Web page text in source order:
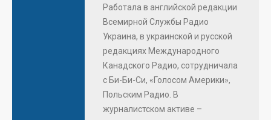
Работала в английской редакции
Всемирной Службы Радио
Украина, в украинской и русской
редакциях Международного
Канадского Радио, сотрудничала
с Би-Би-Си, «Голосом Америки»,
Польским Радио. В
журналистском активе –